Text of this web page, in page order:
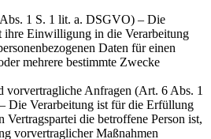
1 S. 1 lit. a. DSGVO) – Die
ihre Einwilligung in die Verarbeitung
Daten für einen
mehrere bestimmte Zwecke
vorvertragliche Anfragen (Art. 6 Abs. 1
Die Verarbeitung ist für die Erfüllung
Vertragspartei die betroffene Person ist,
vorvertraglicher Maßnahmen